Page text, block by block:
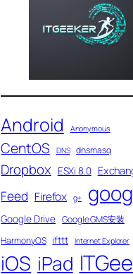
Android Anonymous
CentOS DNS dnsmasq
Dropbox ESXi 8.0
Feed Firefox g+
Google Drive Google GMS安装
HarmonyOS ifttt Internet Explorer
iOS iPad